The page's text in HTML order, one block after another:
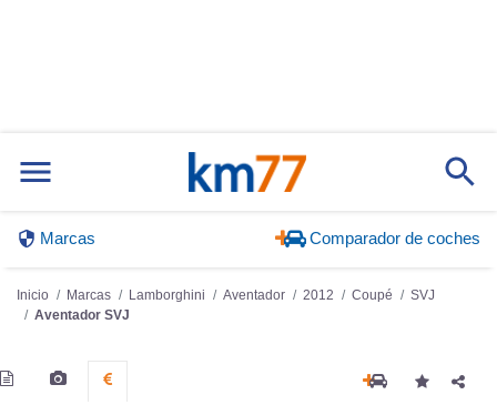
Marcas Comparador de coches
Inicio Marcas Lamborghini Aventador 2012 Coupé
SVJ
Aventador SVJ